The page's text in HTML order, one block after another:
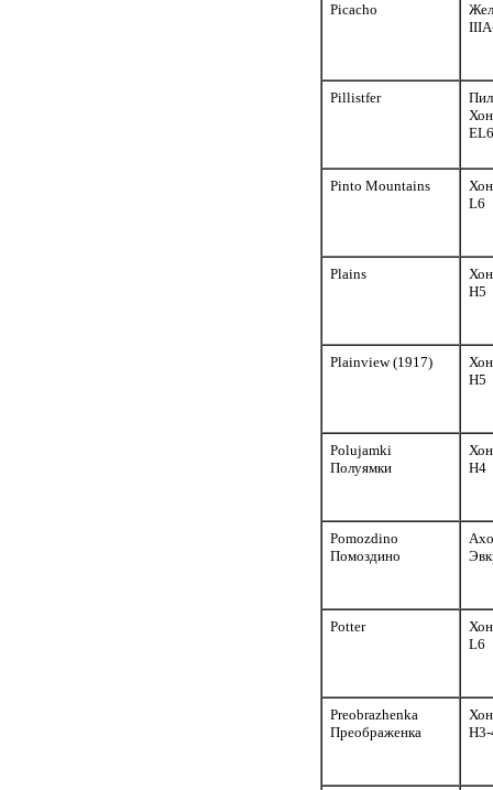
Picacho
Pillistfer
EL6
Pinto Mountains
L6
Plains
H5
Plainview (1917)
H5
Polujamki
Полуямки
H4
Pomozdino
Помоздино
Potter
L6
Preobrazhenka
Преображенка